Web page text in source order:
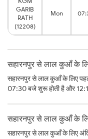
GARIB
RATH
(12208)
Mon
सहारनपुर से लाल कुआँ के
सहारनपुर से लाल कुआँ के लिए
07:30 बजे शुरू होती है और
सहारनपुर से लाल कुआँ के
सहारनपुर से लाल कुआँ के लिए